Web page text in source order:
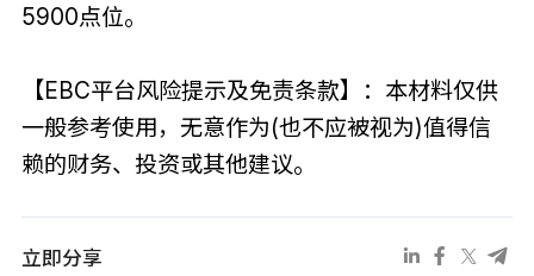
5900点位。
【EBC平台风险提示及免责条款】：本材料仅供
一般参考使用，无意作为(也不应被视为)值得信
赖的财务、投资或其他建议。
立即分享